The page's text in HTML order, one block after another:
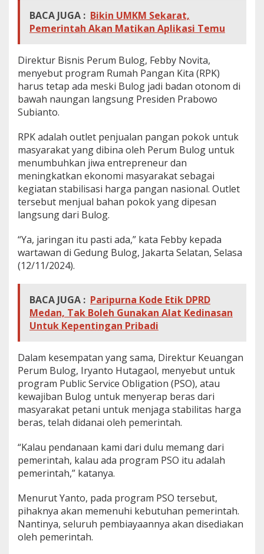
BACA JUGA : Bikin UMKM Sekarat,
Pemerintah Akan Matikan Aplikasi Temu
Direktur Bisnis Perum Bulog, Febby Novita,
menyebut program Rumah Pangan Kita (RPK)
harus tetap ada meski Bulog jadi badan otonom di
bawah naungan langsung Presiden Prabowo
Subianto.
RPK adalah outlet penjualan pangan pokok untuk
masyarakat yang dibina oleh Perum Bulog untuk
menumbuhkan jiwa entrepreneur dan
meningkatkan ekonomi masyarakat sebagai
kegiatan stabilisasi harga pangan nasional. Outlet
tersebut menjual bahan pokok yang dipesan
langsung dari Bulog.
“Ya, jaringan itu pasti ada,” kata Febby kepada
wartawan di Gedung Bulog, Jakarta Selatan, Selasa
(12/11/2024).
BACA JUGA : Paripurna Kode Etik DPRD
Medan, Tak Boleh Gunakan Alat Kedinasan
Untuk Kepentingan Pribadi
Dalam kesempatan yang sama, Direktur Keuangan
Perum Bulog, Iryanto Hutagaol, menyebut untuk
program Public Service Obligation (PSO), atau
kewajiban Bulog untuk menyerap beras dari
masyarakat petani untuk menjaga stabilitas harga
beras, telah didanai oleh pemerintah.
“Kalau pendanaan kami dari dulu memang dari
pemerintah, kalau ada program PSO itu adalah
pemerintah,” katanya.
Menurut Yanto, pada program PSO tersebut,
pihaknya akan memenuhi kebutuhan pemerintah.
Nantinya, seluruh pembiayaannya akan disediakan
oleh pemerintah.